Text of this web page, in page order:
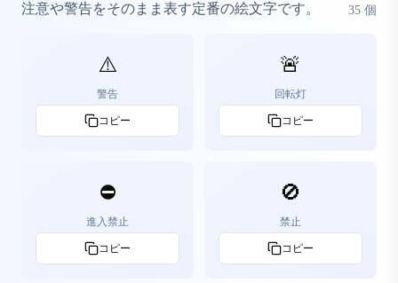
注意や警告をそのまま表す定番の絵文字です。 35 個
⚠️
警告
コピー
🚨
回転灯
コピー
⛔
進入禁止
コピー
🚫
禁止
コピー